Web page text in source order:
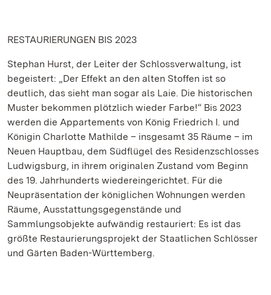
RESTAURIERUNGEN BIS 2023
Stephan Hurst, der Leiter der Schlossverwaltung, ist
begeistert: „Der Effekt an den alten Stoffen ist so
deutlich, das sieht man sogar als Laie. Die historischen
Muster bekommen plötzlich wieder Farbe!“ Bis 2023
werden die Appartements von König Friedrich I. und
Königin Charlotte Mathilde – insgesamt 35 Räume – im
Neuen Hauptbau, dem Südflügel des Residenzschlosses
Ludwigsburg, in ihrem originalen Zustand vom Beginn
des 19. Jahrhunderts wiedereingerichtet. Für die
Neupräsentation der königlichen Wohnungen werden
Räume, Ausstattungsgegenstände und
Sammlungsobjekte aufwändig restauriert: Es ist das
größte Restaurierungsprojekt der Staatlichen Schlösser
und Gärten Baden-Württemberg.